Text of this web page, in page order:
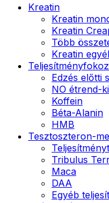
Kreatin
Kreatin
Kreatin
Több
Kreatin
Edzés előtti
NO étrend-
Koffein
Béta-Alanin
HMB
Tesztoszteron-
Tribulus
Maca
DAA
Egyéb